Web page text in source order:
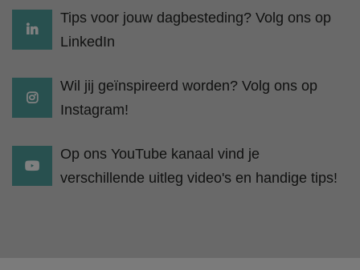
Tips voor jouw dagbesteding? Volg ons op
LinkedIn
Wil jij geïnspireerd worden? Volg ons op
Instagram!
Op ons YouTube kanaal vind je
verschillende uitleg video's en handige tips!